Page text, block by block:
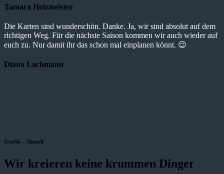
Tamara Holzmeister
Die Karten sind wunderschön. Danke. Ja, wir sind absolut auf dem
richtigen Weg. Für die nächste Saison kommen wir auch wieder auf
euch zu. Nur damit ihr das schon mal einplanen könnt. 😉
Diana Lachmann
Grafik – Aktuell
Wir kreieren keine krummen Dinger